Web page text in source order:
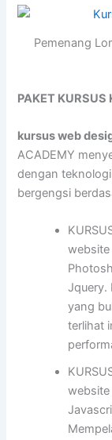
Pemenang
PAKET KURSUS
kursus web
ACADEMY
dengan
bergengsi
website
Jquery.
yang
terlihat
website